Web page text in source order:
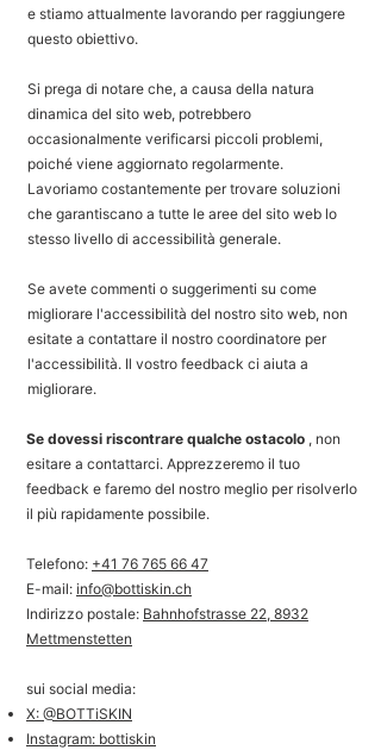
e stiamo attualmente lavorando per raggiungere
questo obiettivo.
Si prega di notare che, a causa della natura
dinamica del sito web, potrebbero
occasionalmente verificarsi piccoli problemi,
poiché viene aggiornato regolarmente.
Lavoriamo costantemente per trovare soluzioni
che garantiscano a tutte le aree del sito web lo
stesso livello di accessibilità generale.
Se avete commenti o suggerimenti su come
migliorare l'accessibilità del nostro sito web, non
esitate a contattare il nostro coordinatore per
l'accessibilità. Il vostro feedback ci aiuta a
migliorare.
Se dovessi riscontrare qualche ostacolo , non
esitare a contattarci. Apprezzeremo il tuo
feedback e faremo del nostro meglio per risolverlo
il più rapidamente possibile.
Telefono: +41 76 765 66 47
E-mail: info@bottiskin.ch
Indirizzo postale: Bahnhofstrasse 22, 8932
Mettmenstetten
sui social media:
X: @BOTTiSKIN
Instagram: bottiskin